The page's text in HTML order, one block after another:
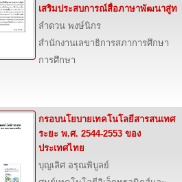
เสริมประสบการณ์สื่อภาษาพัฒนาสู่ท
ลำดวน พงษ์นิกร
สำนักงานเลขาธิการสภาการศึกษา
การศึกษา
กรอบนโยบายเทคโนโลยีสารสนเทศ
ระยะ พ.ศ. 2544-2553 ของ
ประเทศไทย
บุญเลิศ อรุณพิบูลย์